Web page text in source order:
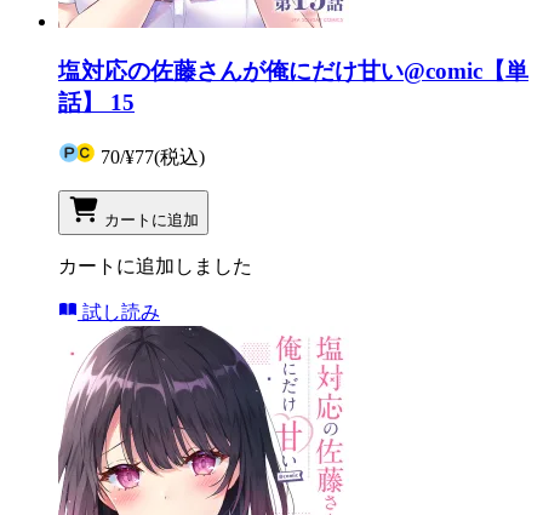
塩対応の佐藤さんが俺にだけ甘い@comic【単
話】 15
70/¥77(税込)
カートに追加
カートに追加しました
試し読み